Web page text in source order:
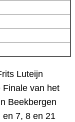
Luteijn
Finale van het
Beekbergen
en 7, 8 en 21